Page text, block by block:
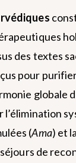
des textes
pour
globale
l’élimination
(Ama) et
de